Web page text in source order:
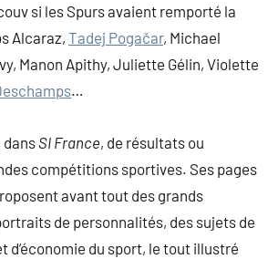
si les Spurs avaient remporté la
Alcaraz, Tadej Pogačar, Michael
Manon Apithy, Juliette Gélin, Violette
…
dans SI France, de résultats ou
compétitions sportives. Ses pages
avant tout des grands
de personnalités, des sujets de
d’économie du sport, le tout illustré